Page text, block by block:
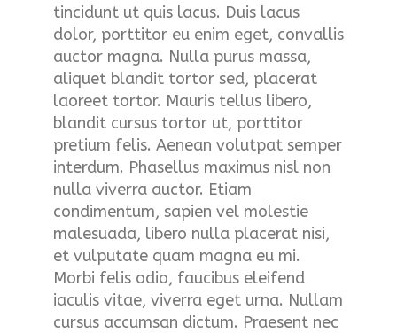
tincidunt ut quis lacus. Duis lacus
dolor, porttitor eu enim eget, convallis
auctor magna. Nulla purus massa,
aliquet blandit tortor sed, placerat
laoreet tortor. Mauris tellus libero,
blandit cursus tortor ut, porttitor
pretium felis. Aenean volutpat semper
interdum. Phasellus maximus nisl non
nulla viverra auctor. Etiam
condimentum, sapien vel molestie
malesuada, libero nulla placerat nisi,
et vulputate quam magna eu mi.
Morbi felis odio, faucibus eleifend
iaculis vitae, viverra eget urna. Nullam
cursus accumsan dictum. Praesent nec